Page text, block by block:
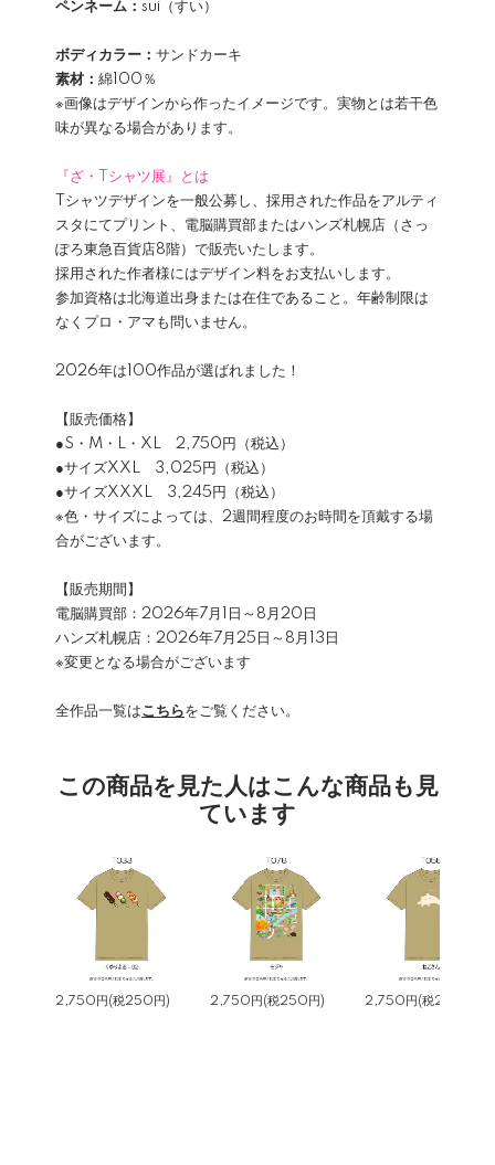
ペンネーム： sui（すい）
ボディカラー： サンドカーキ
素材： 綿100％
※画像はデザインから作ったイメージです。実物とは若干色
味が異なる場合があります。
『ざ・Tシャツ展』とは
Tシャツデザインを一般公募し、採用された作品をアルティ
スタにてプリント、電脳購買部またはハンズ札幌店（さっ
ぽろ東急百貨店8階）で販売いたします。
採用された作者様にはデザイン料をお支払いします。
参加資格は北海道出身または在住であること。年齢制限は
なくプロ・アマも問いません。
2026年は100作品が選ばれました！
【販売価格】
●S・M・L・XL 2,750円（税込）
●サイズXXL 3,025円（税込）
●サイズXXXL 3,245円（税込）
※色・サイズによっては、2週間程度のお時間を頂戴する場
合がございます。
【販売期間】
電脳購買部：2026年7月1日～8月20日
ハンズ札幌店：2026年7月25日～8月13日
※変更となる場合がございます
全作品一覧はこちらをご覧ください。
この商品を見た人はこんな商品も見
ています
2,750円(税250円) 2,750円(税250円) 2,750円(税250円)